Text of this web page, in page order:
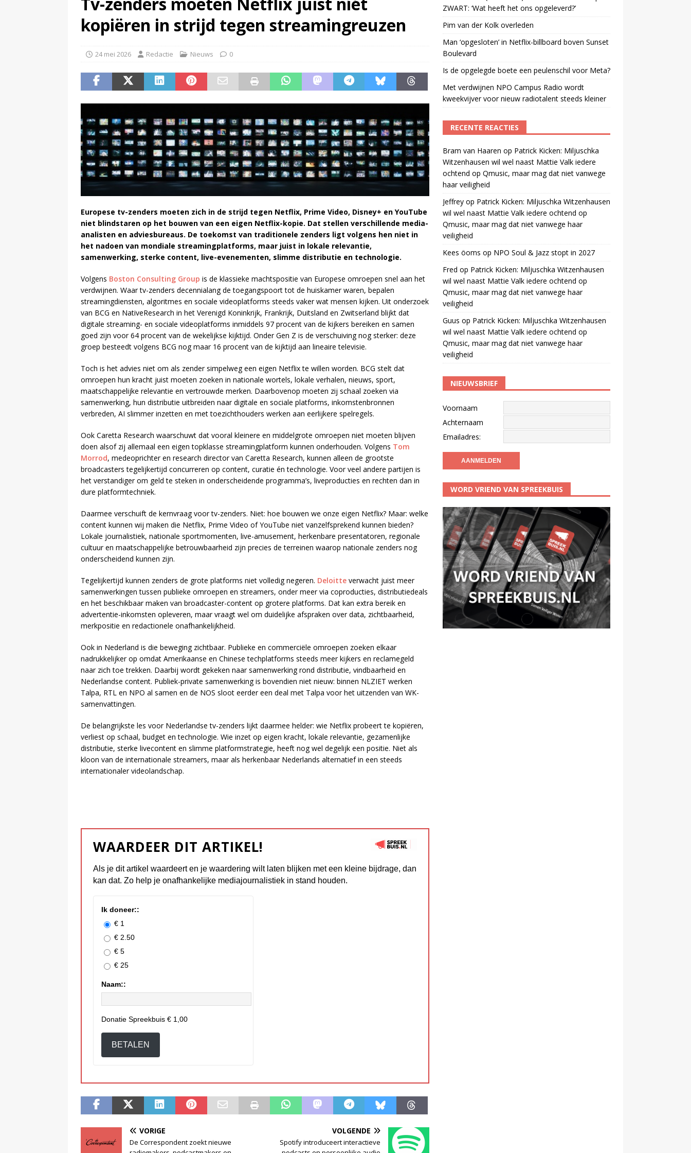
Bob Scholte (Left Laser) haalt uit naar Omroep ZWART: ‘Wat heeft het ons opgeleverd?’
kopiëren in strijd tegen streamingreuzen
24 mei 2026 Redactie Nieuws 0
Europese tv-zenders moeten zich in de strijd tegen Netflix, Prime Video, Disney+ en YouTube
niet blindstaren op het bouwen van een eigen Netflix-kopie. Dat stellen verschillende media-
analisten en adviesbureaus. De toekomst van traditionele zenders ligt volgens hen niet in
het nadoen van mondiale streamingplatforms, maar juist in lokale relevantie,
samenwerking, sterke content, live-evenementen, slimme distributie en technologie.
Volgens Boston Consulting Group is de klassieke machtspositie van Europese omroepen snel aan het
verdwijnen. Waar tv-zenders decennialang de toegangspoort tot de huiskamer waren, bepalen
streamingdiensten, algoritmes en sociale videoplatforms steeds vaker wat mensen kijken. Uit onderzoek
van BCG en NativeResearch in het Verenigd Koninkrijk, Frankrijk, Duitsland en Zwitserland blijkt dat
digitale streaming- en sociale videoplatforms inmiddels 97 procent van de kijkers bereiken en samen
goed zijn voor 64 procent van de wekelijkse kijktijd. Onder Gen Z is de verschuiving nog sterker: deze
groep besteedt volgens BCG nog maar 16 procent van de kijktijd aan lineaire televisie.
Toch is het advies niet om als zender simpelweg een eigen Netflix te willen worden. BCG stelt dat
omroepen hun kracht juist moeten zoeken in nationale wortels, lokale verhalen, nieuws, sport,
maatschappelijke relevantie en vertrouwde merken. Daarbovenop moeten zij schaal zoeken via
samenwerking, hun distributie uitbreiden naar digitale en sociale platforms, inkomstenbronnen
verbreden, AI slimmer inzetten en met toezichthouders werken aan eerlijkere spelregels.
Ook Caretta Research waarschuwt dat vooral kleinere en middelgrote omroepen niet moeten blijven
doen alsof zij allemaal een eigen topklasse streamingplatform kunnen onderhouden. Volgens Tom
Morrod, medeoprichter en research director van Caretta Research, kunnen alleen de grootste
broadcasters tegelijkertijd concurreren op content, curatie én technologie. Voor veel andere partijen is
het verstandiger om geld te steken in onderscheidende programma’s, liveproducties en rechten dan in
dure platformtechniek.
Daarmee verschuift de kernvraag voor tv-zenders. Niet: hoe bouwen we onze eigen Netflix? Maar: welke
content kunnen wij maken die Netflix, Prime Video of YouTube niet vanzelfsprekend kunnen bieden?
Lokale journalistiek, nationale sportmomenten, live-amusement, herkenbare presentatoren, regionale
cultuur en maatschappelijke betrouwbaarheid zijn precies de terreinen waarop nationale zenders nog
onderscheidend kunnen zijn.
Tegelijkertijd kunnen zenders de grote platforms niet volledig negeren. Deloitte verwacht juist meer
samenwerkingen tussen publieke omroepen en streamers, onder meer via coproducties, distributiedeals
en het beschikbaar maken van broadcaster-content op grotere platforms. Dat kan extra bereik en
advertentie-inkomsten opleveren, maar vraagt wel om duidelijke afspraken over data, zichtbaarheid,
merkpositie en redactionele onafhankelijkheid.
Ook in Nederland is die beweging zichtbaar. Publieke en commerciële omroepen zoeken elkaar
nadrukkelijker op omdat Amerikaanse en Chinese techplatforms steeds meer kijkers en reclamegeld
naar zich toe trekken. Daarbij wordt gekeken naar samenwerking rond distributie, vindbaarheid en
Nederlandse content. Publiek-private samenwerking is bovendien niet nieuw: binnen NLZIET werken
Talpa, RTL en NPO al samen en de NOS sloot eerder een deal met Talpa voor het uitzenden van WK-
samenvattingen.
De belangrijkste les voor Nederlandse tv-zenders lijkt daarmee helder: wie Netflix probeert te kopiëren,
verliest op schaal, budget en technologie. Wie inzet op eigen kracht, lokale relevantie, gezamenlijke
distributie, sterke livecontent en slimme platformstrategie, heeft nog wel degelijk een positie. Niet als
kloon van de internationale streamers, maar als herkenbaar Nederlands alternatief in een steeds
internationaler videolandschap.
WAARDEER DIT ARTIKEL!
Als je dit artikel waardeert en je waardering wilt laten blijken met een kleine bijdrage, dan
kan dat. Zo help je onafhankelijke mediajournalistiek in stand houden.
Ik doneer::
€ 1
€ 2.50
€ 5
€ 25
Naam::
Donatie Spreekbuis € 1,00
BETALEN
VORIGE
De Correspondent zoekt nieuwe
VOLGENDE
Spotify introduceert interactieve
ZWART: ‘Wat heeft het ons opgeleverd?’
Pim van der Kolk overleden
Man ‘opgesloten’ in Netflix-billboard boven Sunset
Boulevard
Is de opgelegde boete een peulenschil voor Meta?
Met verdwijnen NPO Campus Radio wordt
kweekvijver voor nieuw radiotalent steeds kleiner
RECENTE REACTIES
Bram van Haaren op Patrick Kicken: Miljuschka
Witzenhausen wil wel naast Mattie Valk iedere
ochtend op Qmusic, maar mag dat niet vanwege
haar veiligheid
Jeffreyop Patrick Kicken: Miljuschka Witzenhausen
wil wel naast Mattie Valk iedere ochtend op
Qmusic, maar mag dat niet vanwege haar
veiligheid
Kees öoms op NPO Soul & Jazz stopt in 2027
Fred op Patrick Kicken: Miljuschka Witzenhausen
wil wel naast Mattie Valk iedere ochtend op
Qmusic, maar mag dat niet vanwege haar
veiligheid
Guus op Patrick Kicken: Miljuschka Witzenhausen
wil wel naast Mattie Valk iedere ochtend op
Qmusic, maar mag dat niet vanwege haar
veiligheid
NIEUWSBRIEF
Voornaam
Achternaam
Emailadres:
WORD VRIEND VAN SPREEKBUIS